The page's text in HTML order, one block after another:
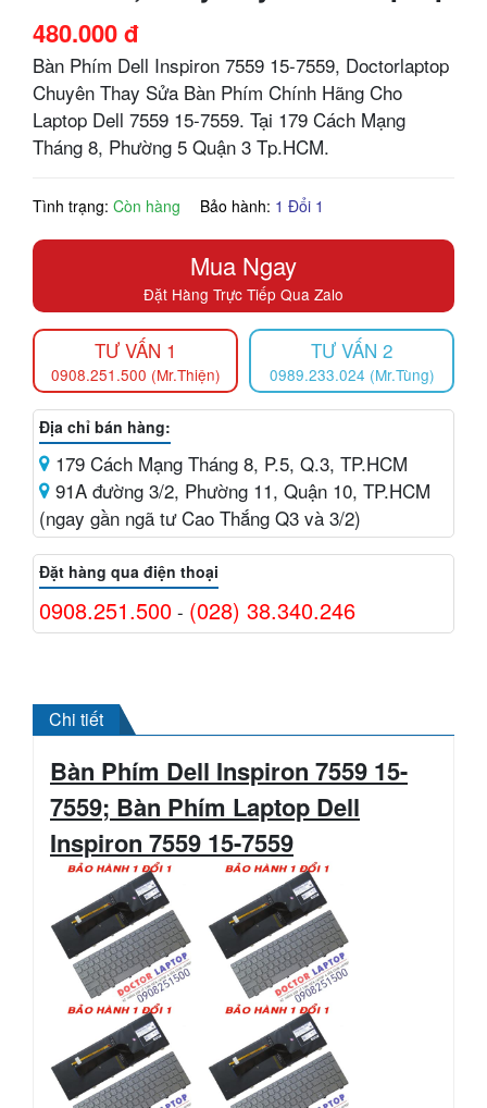
480.000 đ
Bàn Phím Dell Inspiron 7559 15-7559, Doctorlaptop
Chuyên Thay Sửa Bàn Phím Chính Hãng Cho
Laptop Dell 7559 15-7559. Tại 179 Cách Mạng
Tháng 8, Phường 5 Quận 3 Tp.HCM.
Tình trạng: Còn hàng Bảo hành: 1 Đổi 1
Mua Ngay
Đặt Hàng Trực Tiếp Qua Zalo
TƯ VẤN 1
0908.251.500 (Mr.Thiện)
TƯ VẤN 2
0989.233.024 (Mr.Tùng)
Địa chỉ bán hàng:
179 Cách Mạng Tháng 8, P.5, Q.3, TP.HCM
91A đường 3/2, Phường 11, Quận 10, TP.HCM
(ngay gần ngã tư Cao Thắng Q3 và 3/2)
Đặt hàng qua điện thoại
0908.251.500 - (028) 38.340.246
Chi tiết
Bàn Phím Dell Inspiron 7559 15-
7559; Bàn Phím Laptop Dell
Inspiron 7559 15-7559